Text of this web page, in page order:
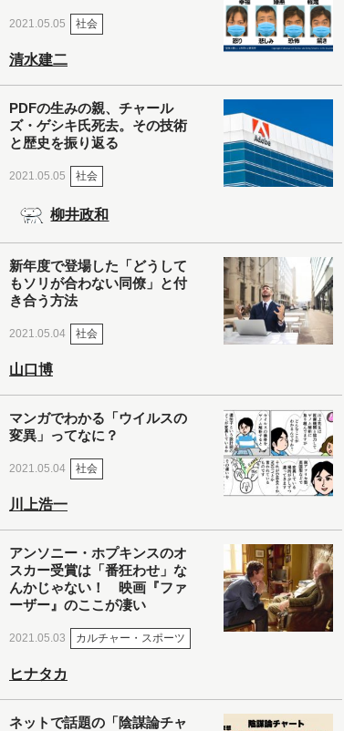
2021.05.05 社会
清水建二
PDFの生みの親、チャール
ズ・ゲシキ氏死去。その技術
と歴史を振り返る
2021.05.05 社会
柳井政和
新年度で登場した「どうして
もソリが合わない同僚」と付
き合う方法
2021.05.04 社会
山口博
マンガでわかる「ウイルスの
変異」ってなに？
2021.05.04 社会
川上浩一
アンソニー・ホプキンスのオ
スカー受賞は「番狂わせ」な
んかじゃない！ 映画『ファ
ーザー』のここが凄い
2021.05.03 カルチャー・スポーツ
ヒナタカ
ネットで話題の「陰謀論チャ